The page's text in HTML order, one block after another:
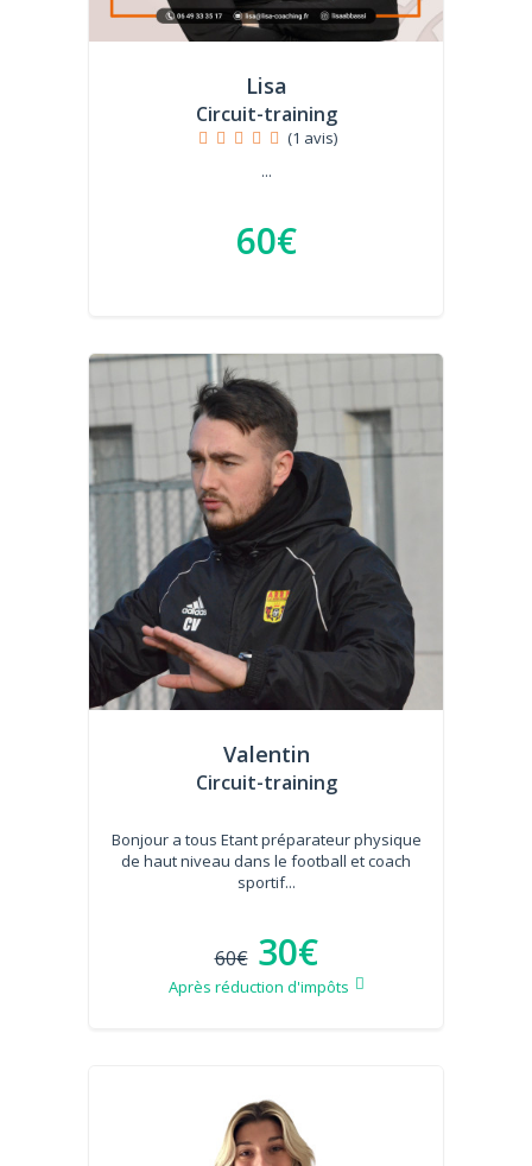
Lisa
Circuit-training
(1 avis)
...
60€
Valentin
Circuit-training
Bonjour a tous Etant préparateur physique
de haut niveau dans le football et coach
sportif...
60€ 30€
Après réduction d'impôts